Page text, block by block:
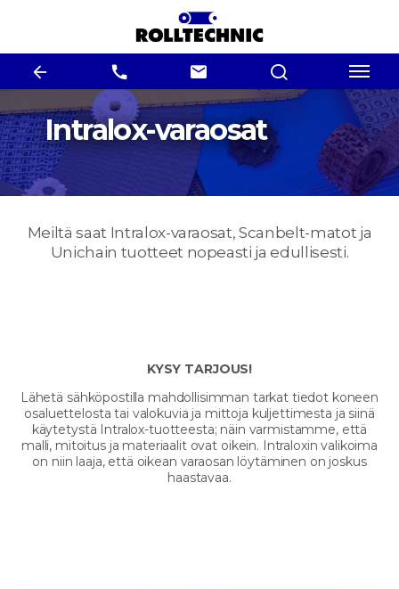
Intralox-varaosat
Meiltä saat Intralox-varaosat, Scanbelt-matot ja
Unichain tuotteet nopeasti ja edullisesti.
KYSY TARJOUS!
Lähetä sähköpostilla mahdollisimman tarkat tiedot koneen
osaluettelosta tai valokuvia ja mittoja kuljettimesta ja siinä
käytetystä Intralox-tuotteesta; näin varmistamme, että
malli, mitoitus ja materiaalit ovat oikein. Intraloxin valikoima
on niin laaja, että oikean varaosan löytäminen on joskus
haastavaa.